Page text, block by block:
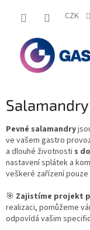
CZK
Pevné salamandry
ve vašem gastro
a dlouhé životnosti s
nastavení splátek a
veškeré zařízení
🎯 Zajistíme projekt
realizaci, pomůžeme
odpovídá vašim